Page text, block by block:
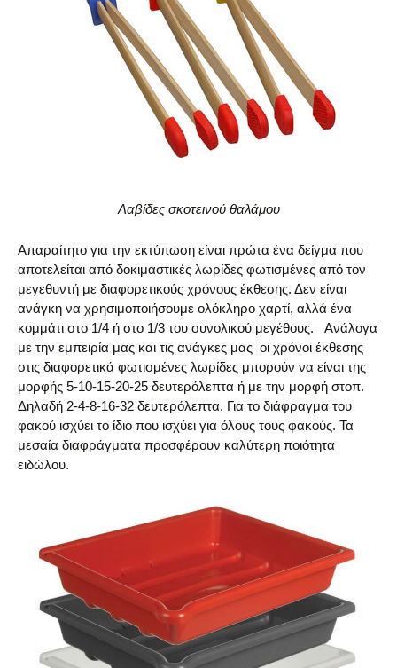
Λαβίδες σκοτεινού θαλάμου
Απαραίτητο για την εκτύπωση είναι πρώτα ένα δείγμα που
αποτελείται από δοκιμαστικές λωρίδες φωτισμένες από τον
μεγεθυντή με διαφορετικούς χρόνους έκθεσης. Δεν είναι
ανάγκη να χρησιμοποιήσουμε ολόκληρο χαρτί, αλλά ένα
κομμάτι στο 1/4 ή στο 1/3 του συνολικού μεγέθους. Ανάλογα
με την εμπειρία μας και τις ανάγκες μας οι χρόνοι έκθεσης
στις διαφορετικά φωτισμένες λωρίδες μπορούν να είναι της
μορφής 5-10-15-20-25 δευτερόλεπτα ή με την μορφή στοπ.
Δηλαδή 2-4-8-16-32 δευτερόλεπτα. Για το διάφραγμα του
φακού ισχύει το ίδιο που ισχύει για όλους τους φακούς. Τα
μεσαία διαφράγματα προσφέρουν καλύτερη ποιότητα
ειδώλου.